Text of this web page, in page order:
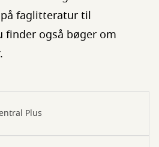
faglitteratur til
finder også bøger om
Plus